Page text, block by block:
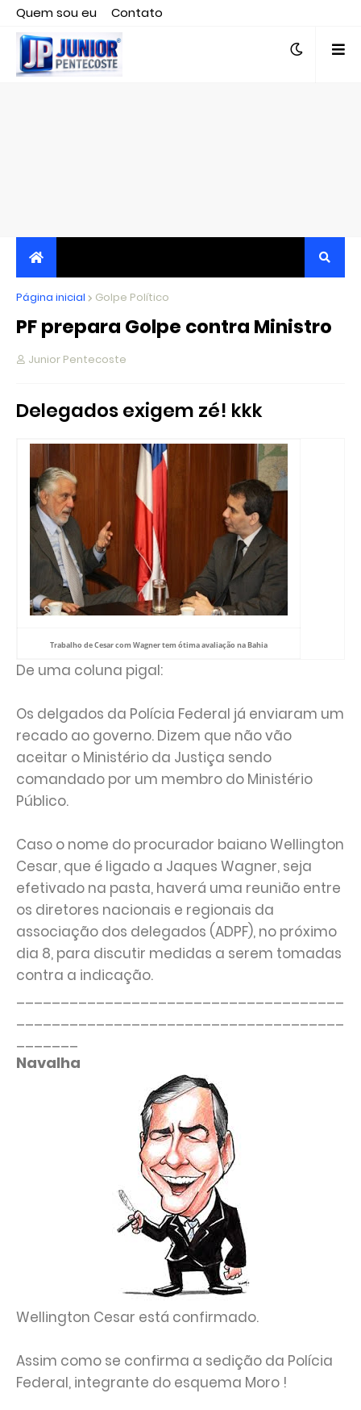
Quem sou eu
Contato
Editor responsável, jornalista Clovis Almeida.
JORNALISMO INDEPENDENTE, TRANSPARENTE E
CRÍTICO
Página inicial Golpe Político
PF prepara Golpe contra Ministro
Junior Pentecoste
Delegados exigem zé! kkk
Trabalho de Cesar com Wagner tem ótima avaliação na Bahia
De uma coluna pigal:
Os delgados da Polícia Federal já enviaram um
recado ao governo. Dizem que não vão
aceitar o Ministério da Justiça sendo
comandado por um membro do Ministério
Público.
Caso o nome do procurador baiano Wellington
Cesar, que é ligado a Jaques Wagner, seja
efetivado na pasta, haverá uma reunião entre
os diretores nacionais e regionais da
associação dos delegados (ADPF), no próximo
dia 8, para discutir medidas a serem tomadas
contra a indicação.
Navalha
Wellington Cesar está confirmado.
Assim como se confirma a sedição da Polícia
Federal, integrante do esquema Moro !